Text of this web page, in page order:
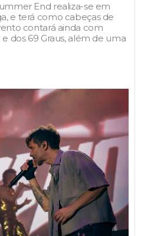
End realiza-se em
e terá como cabeças de
contará ainda com
dos 69 Graus, além de uma